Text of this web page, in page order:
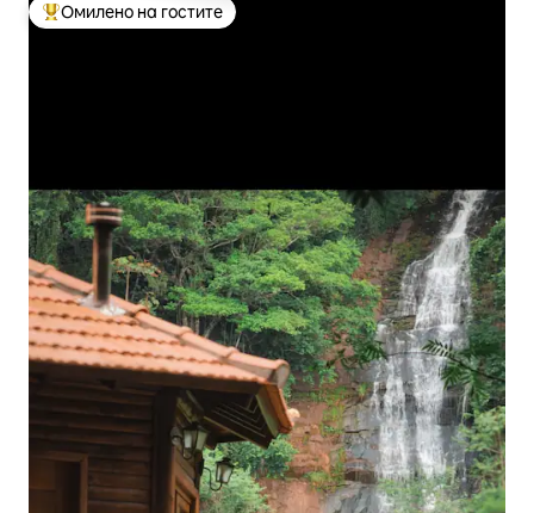
Меѓу најуспешните „Омилени на гостите“
Омилено на гостите